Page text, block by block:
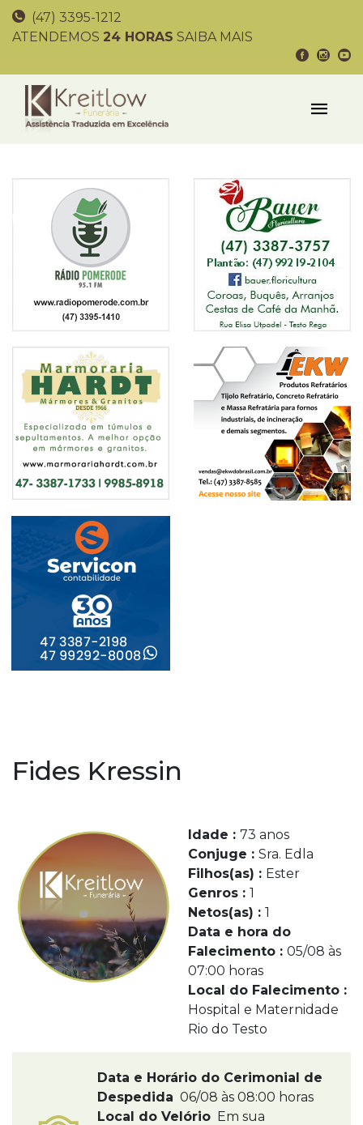
(47) 3395-1212
ATENDEMOS 24 HORAS SAIBA MAIS
Fides Kressin
Idade : 73 anos
Conjuge : Sra. Edla
Filhos(as) : Ester
Genros : 1
Netos(as) : 1
Data e hora do
Falecimento : 05/08 às
07:00 horas
Local do Falecimento :
Hospital e Maternidade
Rio do Testo
Data e Horário do Cerimonial de
Despedida 06/08 às 08:00 horas
Local do Velório Em sua